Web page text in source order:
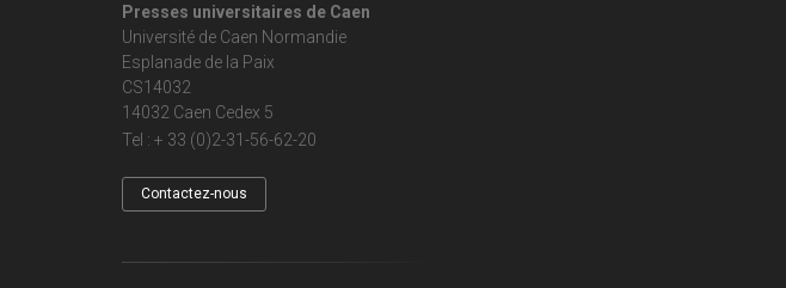
Presses universitaires de Caen
Université de Caen Normandie
Esplanade de la Paix
CS14032
14032 Caen Cedex 5
Tel : + 33 (0)2-31-56-62-20
Contactez-nous